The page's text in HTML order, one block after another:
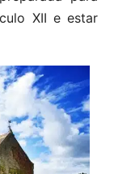
XII e estar